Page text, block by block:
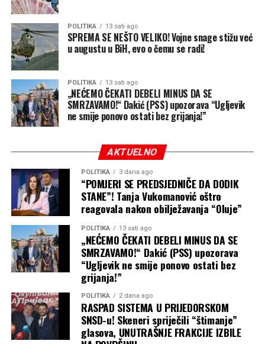
Jelena je, kako kaže, ostatak puta provela na prednjem
sjedištu.
„Rekla sam mu da me sada dobro gleda svaki put kada
krene automobilom. Sljedeći put, ako izlazim na granici,
uzimam i ključeve“, našalila se, prenosi
POLITIKA 13 sati ago
SPREMA SE NEŠTO VELIKO! Vojne snage stižu već
u augustu u BiH, evo o čemu se radi!
POLITIKA 13 sati ago
„NEĆEMO ČEKATI DEBELI MINUS DA SE
SMRZAVAMO!“ Dakić (PSS) upozorava “Ugljevik
ne smije ponovo ostati bez grijanja!”
AKTUELNO
POLITIKA 3 dana ago
“POMJERI SE PREDSJEDNIČE DA DODIK
STANE”! Tanja Vukomanović oštro
reagovala nakon obilježavanja “Oluje”
POLITIKA 13 sati ago
„NEĆEMO ČEKATI DEBELI MINUS DA SE
SMRZAVAMO!“ Dakić (PSS) upozorava
“Ugljevik ne smije ponovo ostati bez
grijanja!”
POLITIKA 2 dana ago
RASPAD SISTEMA U PRIJEDORSKOM
SNSD-u! Skeneri spriječili “štimanje”
glasova, UNUTRAŠNJE FRAKCIJE IZBILE